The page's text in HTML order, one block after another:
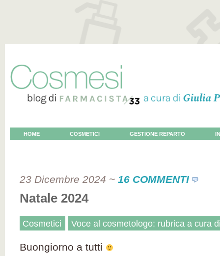
HOME COSMETICI GESTIONE REPARTO
23 Dicembre 2024 ~ 16 COMMENTI
Natale 2024
Cosmetici Voce al cosmetologo: rubrica a cura
Buongiorno a tutti